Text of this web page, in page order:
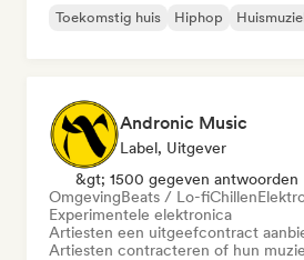
Toekomstig huis
Hiphop
Andronic Music
Label, Uitgever
&gt; 1500 gegeven antwoorden
OmgevingBeats / Lo-fiChillen
Experimentele elektronica
Artiesten een uitgeefcontract
Artiesten contracteren of hun